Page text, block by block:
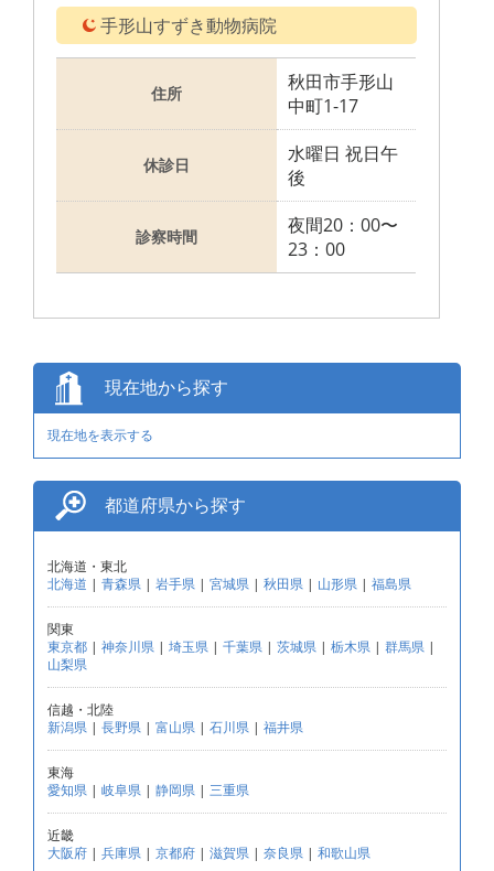
手形山すずき動物病院
住所
秋田市手形山
中町1-17
休診日
水曜日 祝日午
後
診察時間
夜間20：00〜
23：00
現在地から探す
現在地を表示する
都道府県から探す
北海道・東北
北海道 | 青森県 | 岩手県 | 宮城県 | 秋田県 | 山形県 | 福島県
関東
東京都 | 神奈川県 | 埼玉県 | 千葉県 | 茨城県 | 栃木県 | 群馬県 |
山梨県
信越・北陸
新潟県 | 長野県 | 富山県 | 石川県 | 福井県
東海
愛知県 | 岐阜県 | 静岡県 | 三重県
近畿
大阪府 | 兵庫県 | 京都府 | 滋賀県 | 奈良県 | 和歌山県